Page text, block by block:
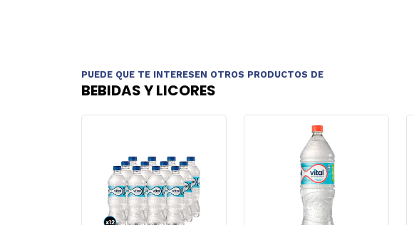
PUEDE QUE TE INTERESEN OTROS PRODUCTOS DE
BEBIDAS Y LICORES